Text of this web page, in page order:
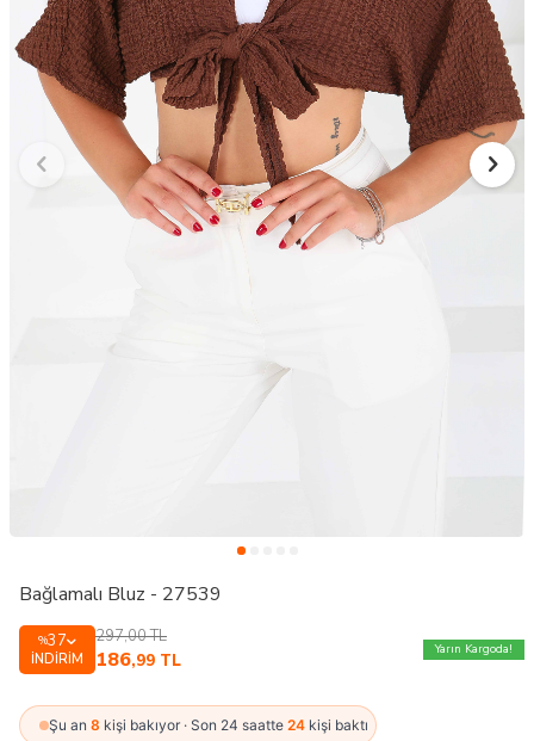
Bağlamalı Bluz - 27539
%37
İNDIRIM
297,00TL
186,99 TL
Yarın Kargoda!
Şu an 8 kişi bakıyor · Son 24 saatte 24 kişi baktı